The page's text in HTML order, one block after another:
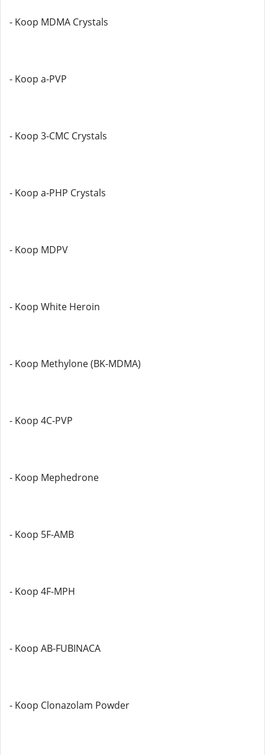
- Koop MDMA Crystals
- Koop a-PVP
- Koop 3-CMC Crystals
- Koop a-PHP Crystals
- Koop MDPV
- Koop White Heroin
- Koop Methylone (BK-MDMA)
- Koop 4C-PVP
- Koop Mephedrone
- Koop 5F-AMB
- Koop 4F-MPH
- Koop AB-FUBINACA
- Koop Clonazolam Powder